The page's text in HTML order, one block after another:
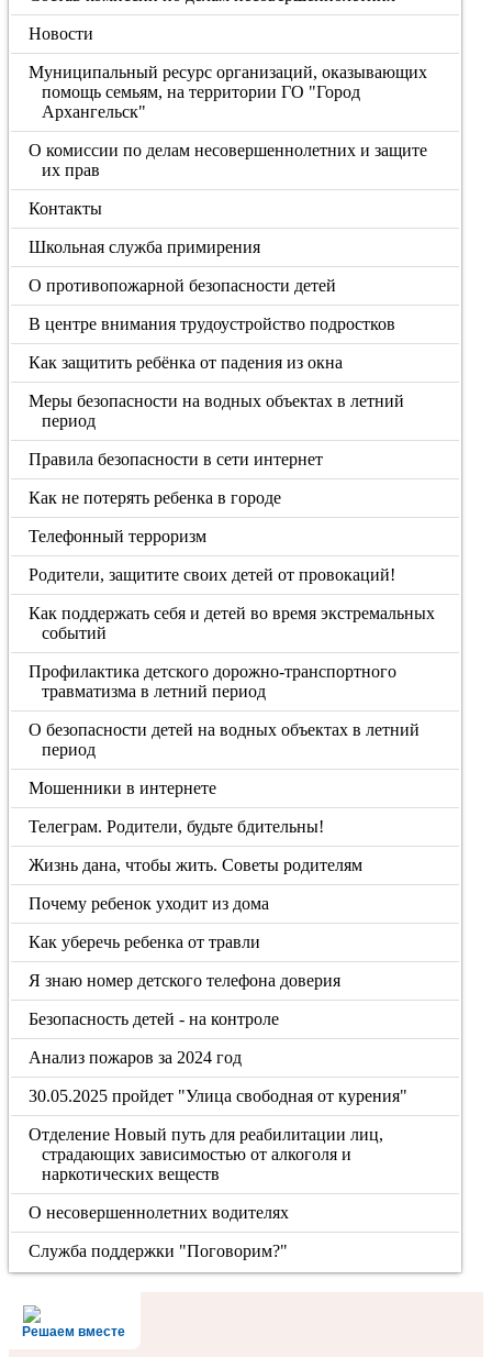
Новости
Муниципальный ресурс организаций, оказывающих
помощь семьям, на территории ГО "Город
Архангельск"
О комиссии по делам несовершеннолетних и защите
их прав
Контакты
Школьная служба примирения
О противопожарной безопасности детей
В центре внимания трудоустройство подростков
Как защитить ребёнка от падения из окна
Меры безопасности на водных объектах в летний
период
Правила безопасности в сети интернет
Как не потерять ребенка в городе
Телефонный терроризм
Родители, защитите своих детей от провокаций!
Как поддержать себя и детей во время экстремальных
событий
Профилактика детского дорожно-транспортного
травматизма в летний период
О безопасности детей на водных объектах в летний
период
Мошенники в интернете
Телеграм. Родители, будьте бдительны!
Жизнь дана, чтобы жить. Советы родителям
Почему ребенок уходит из дома
Как уберечь ребенка от травли
Я знаю номер детского телефона доверия
Безопасность детей - на контроле
Анализ пожаров за 2024 год
30.05.2025 пройдет "Улица свободная от курения"
Отделение Новый путь для реабилитации лиц,
страдающих зависимостью от алкоголя и
наркотических веществ
О несовершеннолетних водителях
Служба поддержки "Поговорим?"
Решаем вместе